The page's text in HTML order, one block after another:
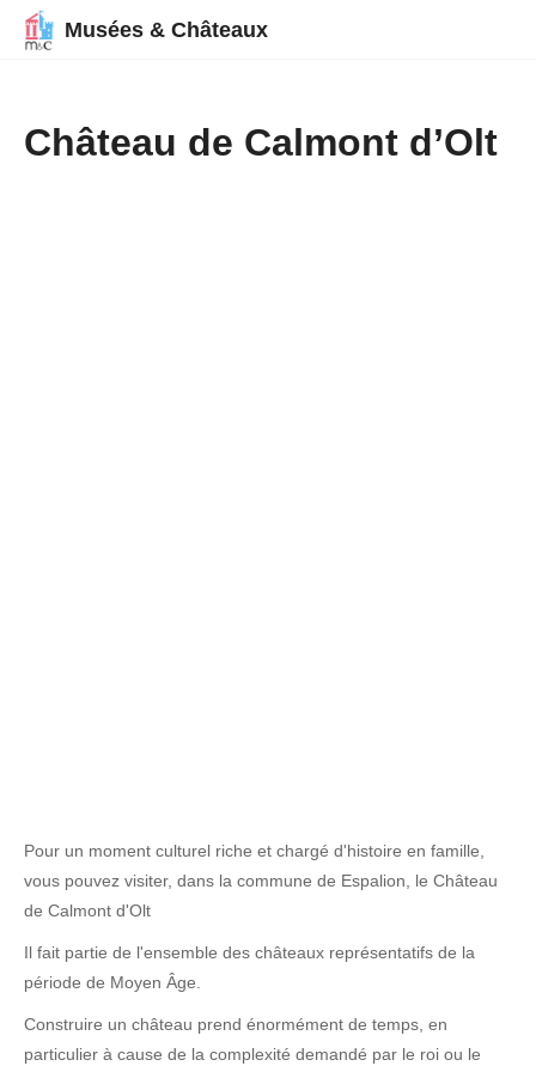
Musées & Châteaux
Château de Calmont d’Olt
Pour un moment culturel riche et chargé d'histoire en famille,
vous pouvez visiter, dans la commune de Espalion, le Château
de Calmont d'Olt
Il fait partie de l'ensemble des châteaux représentatifs de la
période de Moyen Âge.
Construire un château prend énormément de temps, en
particulier à cause de la complexité demandé par le roi ou le